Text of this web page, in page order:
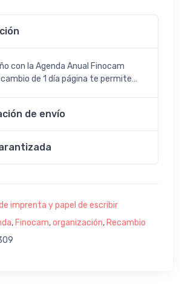
con la Agenda Anual Finocam
de 1 día página te permite…
de envío
imprenta y papel de escribir
, Finocam,organización, Recambio